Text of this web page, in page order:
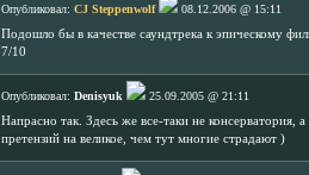
Опубликовал: CJ Steppenwolf
08.12.2006 @ 15:11
Подошло бы в качестве саундтрека к эпическому
7/10
Опубликовал: Denisyuk
25.09.2005 @ 21:11
Напрасно так. Здесь же все-таки не консерватория,
претензий на великое, чем тут многие страдают )